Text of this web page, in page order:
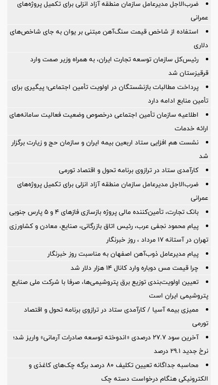
ضرب‌الاجل مدیرعامل سازمان منطقه آزاد انزلی برای تكمیل پروژه‌های
عمرانی
استفاده از شاخص قیمت سنگ‌آهن مبتنی بر یوان به جای شاخص‌های
دلاری
رئیس‌کل سازمان توسعه تجارت ایران، به همراه وزیر صمت وارد
قرقیزستان شد
پرداخت مطالبات بازنشستگان در اولویت تأمین اجتماعی؛ پیگیری برای
تأمین منابع ادامه دارد
اطلاعیه سازمان تأمین اجتماعی درخصوص وضعیت فعالیت سامانه‌های
ارائه خدمات
نشست هم افزایی ستاد اربعین بیمه ایران و سازمان حج و زیارت برگزار
شد
کارآمدی ستاد در ترازوی برنامه تحول و اقتصاد تورمی
ضرب‌الاجل مدیرعامل سازمان منطقه آزاد انزلی برای تكمیل پروژه‌های
عمرانی
بانک تجارت، تأمین‌کننده مالی پروژه بازسازی فازهای ۴ و ۵ پارس جنوبی
پیام محمود نجفی عرب، رئیس اتاق بازرگانی، صنایع، معادن و کشاورزی
تهران در آستانه 17 مرداد ، روز خبرنگار
پیام مدیرعامل ذوب‌آهن اصفهان به مناسبت روز خبرنگار
چرا قیمت مس دوباره وارد کانال ۱۴ هزار دلار شد
تعیین اولویت‌بندی توزیع برق پتروشیمی‌ها، صرفا با شرکت ملی صنایع
پتروشیمی ایران است
ممیزی بیمه آسیا / کارآمدی ستاد در ترازوی برنامه تحول و اقتصاد
تورمی
آخرین سود ۲۷.۷ درصدی «اندوخته توسعه صادرات آرمانی» واریز شد؛
نرخ جدید ۲۹.۱ درصد
محاسبه جداگانه تعیین تکلیف 80 درصد برگه چک‌های کاغذی و
الکترونیکی هنگام درخواست دسته چک